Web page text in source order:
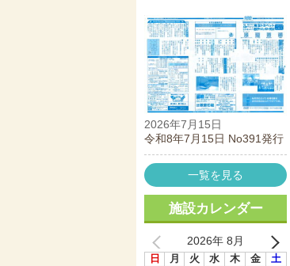
2026年7月15日
令和8年7月15日 No391発行
一覧を見る
施設カレンダー
2026年 8月
日 月 火 水 木 金 土